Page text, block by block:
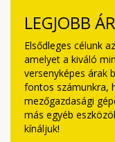
LEGJOBB
Elsődleges célunk
amelyet a kiváló
versenyképes árak
fontos számunkra,
mezőgazdasági
más egyéb
kínáljuk!